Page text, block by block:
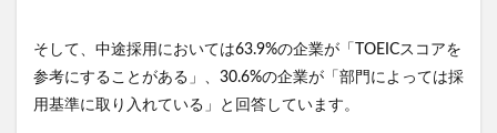
そして、中途採用においては63.9%の企業が「TOEICスコアを
参考にすることがある」、30.6%の企業が「部門によっては採
用基準に取り入れている」と回答しています。